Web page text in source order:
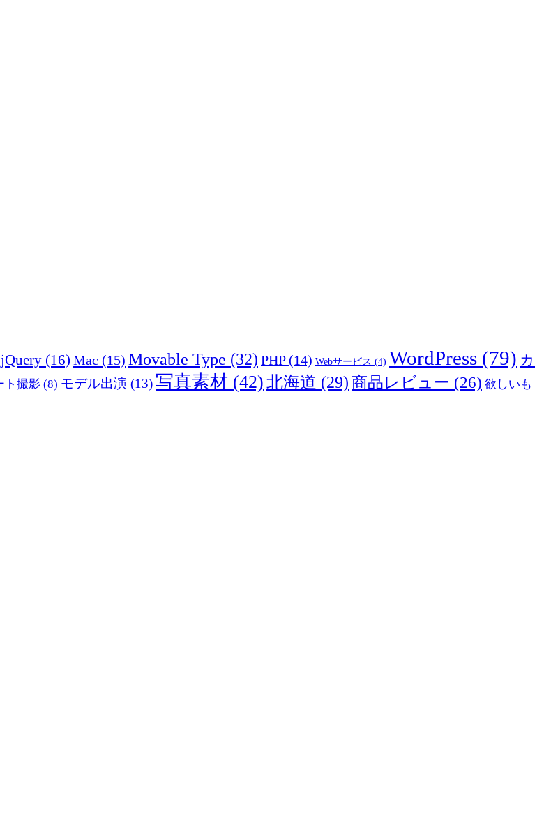
jQuery (16) Mac (15) Movable Type (32) PHP(14) Webサービス (4) WordPress (79) カ
ト撮影 (8) モデル出演 (13) 写真素材 (42)北海道 (29)商品レビュー (26) 欲しいも